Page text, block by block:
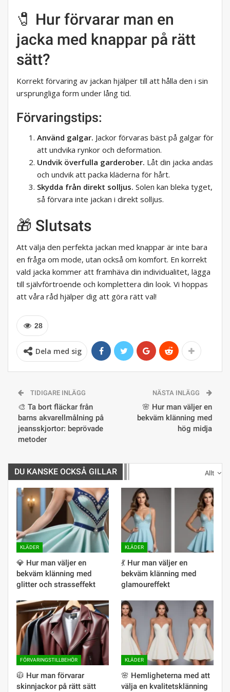
🧷 Hur förvarar man en
jacka med knappar på rätt
sätt?
Korrekt förvaring av jackan hjälper till att hålla den i sin
ursprungliga form under lång tid.
Förvaringstips:
Använd galgar. Jackor förvaras bäst på galgar för
att undvika rynkor och deformation.
Undvik överfulla garderober. Låt din jacka andas
och undvik att packa kläderna för hårt.
Skydda från direkt solljus. Solen kan bleka tyget,
så förvara inte jackan i direkt solljus.
🎁 Slutsats
Att välja den perfekta jackan med knappar är inte bara
en fråga om mode, utan också om komfort. En korrekt
vald jacka kommer att framhäva din individualitet, lägga
till självförtroende och komplettera din look. Vi hoppas
att våra råd hjälper dig att göra rätt val!
28
Dela med sig
TIDIGARE INLÄGG
🎨 Ta bort fläckar från
barns akvarellmålning på
jeansskjortor: beprövade
metoder
NÄSTA INLÄGG
🌸 Hur man väljer en
bekväm klänning med
hög midja
Allt
DU KANSKE OCKSÅ GILLAR
KLÄDER
💎 Hur man väljer en
bekväm klänning med
glitter och strasseffekt
KLÄDER
💃 Hur man väljer en
bekväm klänning med
glamoureffekt
FÖRVARINGSTILLBEHÖR
🧥 Hur man förvarar
skinnjackor på rätt sätt
KLÄDER
🌸 Hemligheterna med att
välja en kvalitetsklänning